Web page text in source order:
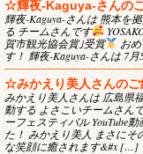
☆輝夜-Kaguya-さんの
輝夜-Kaguya-さんは 熊本を
る チームさんです
賀市観光協会賞｣受賞
お
す！ 輝夜-Kaguya-さんは 7
☆みかえり美人さんの
みかえり美人さんは 広島県
動する よさこいチームさん
ーフェスティバル YouTube
た！ みかえり美人 まさにそ
な笑顔に癒されます&#x […]